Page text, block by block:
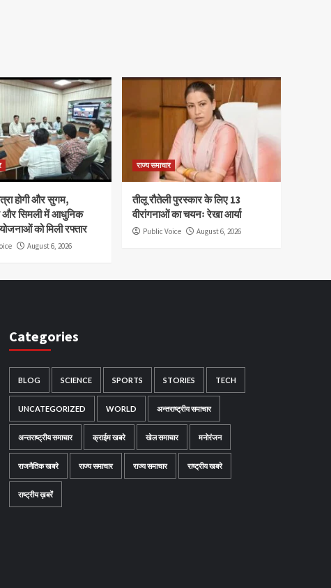
होगी और सुगम,
और सिमली में आधुनिक
को मिली रफ्तार
August 6, 2026
राज्य समाचार
तीलू रौतेली पुरस्कार के लिए 13
वीरांगनाओं का चयनः रेखा आर्या
Public Voice August 6, 2026
Categories
BLOG SCIENCE SPORTS STORIES TECH
UNCATEGORIZED WORLD अन्तराष्ट्रीय समाचार
अन्तराष्ट्रीय समाचार क्राईम खबरे खेल समाचार मनोरंजन
राजनैतिक खबरे राज्य समाचार राज्य समाचार राष्ट्रीय खबरे
राष्ट्रीय ख़बरें